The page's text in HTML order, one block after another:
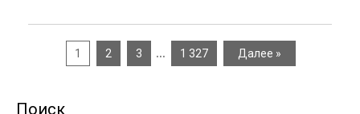
1 2 3 … 1 327 Далее »
Поиск